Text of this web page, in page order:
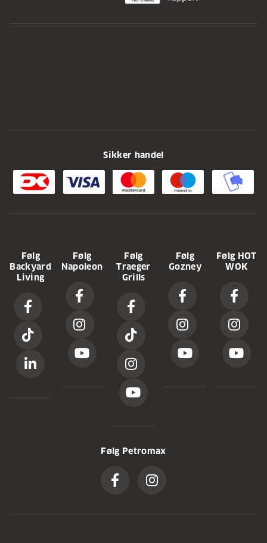
Sikker handel
Følg
Backyard
Living
Følg
Napoleon
Følg
Traeger
Grills
Følg
Gozney
Følg HOT
WOK
Følg Petromax